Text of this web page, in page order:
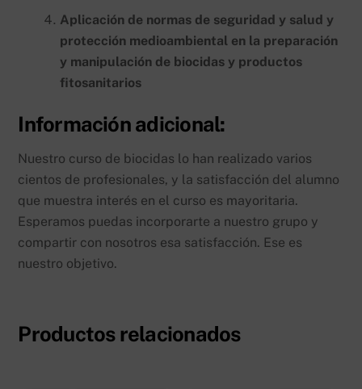
Aplicación de normas de seguridad y salud y
protección medioambiental en la preparación
y manipulación de biocidas y productos
fitosanitarios
Información adicional:
Nuestro curso de biocidas lo han realizado varios
cientos de profesionales, y la satisfacción del alumno
que muestra interés en el curso es mayoritaria.
Esperamos puedas incorporarte a nuestro grupo y
compartir con nosotros esa satisfacción. Ese es
nuestro objetivo.
Productos relacionados